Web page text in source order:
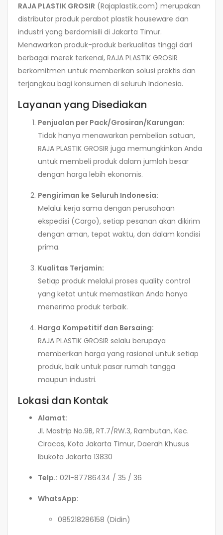
RAJA PLASTIK GROSIR (Rajaplastik.com) merupakan
distributor produk perabot plastik houseware dan
industri yang berdomisili di Jakarta Timur.
Menawarkan produk-produk berkualitas tinggi dari
berbagai merek terkenal, RAJA PLASTIK GROSIR
berkomitmen untuk memberikan solusi praktis dan
terjangkau bagi konsumen di seluruh Indonesia.
Layanan yang Disediakan
Penjualan per Pack/Grosiran/Karungan:
Tidak hanya menawarkan pembelian satuan,
RAJA PLASTIK GROSIR juga memungkinkan Anda
untuk membeli produk dalam jumlah besar
dengan harga lebih ekonomis.
Pengiriman ke Seluruh Indonesia:
Melalui kerja sama dengan perusahaan
ekspedisi (Cargo), setiap pesanan akan dikirim
dengan aman, tepat waktu, dan dalam kondisi
prima.
Kualitas Terjamin:
Setiap produk melalui proses quality control
yang ketat untuk memastikan Anda hanya
menerima produk terbaik.
Harga Kompetitif dan Bersaing:
RAJA PLASTIK GROSIR selalu berupaya
memberikan harga yang rasional untuk setiap
produk, baik untuk pasar rumah tangga
maupun industri.
Lokasi dan Kontak
Alamat:
Jl. Mastrip No.9B, RT.7/RW.3, Rambutan, Kec.
Ciracas, Kota Jakarta Timur, Daerah Khusus
Ibukota Jakarta 13830
Telp.: 021-87786434 / 35 / 36
WhatsApp:
085218286158 (Didin)